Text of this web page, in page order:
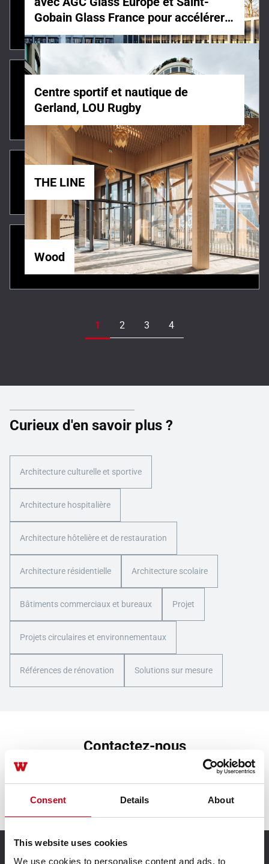
Consent Details About
This website uses cookies
We use cookies to personalise content and ads, to
Gobain Glass France pour accélérer
la décarbonation du bâtiment
Centre sportif et nautique de
Gerland, LOU Rugby
THE LINE
Wood
Curieux d'en savoir plus ?
Architecture culturelle et sportive
Architecture hospitalière
Architecture hôtelière et de restauration
Architecture résidentielle Architecture scolaire
Bâtiments commerciaux et bureaux Projet
Projets circulaires et environnementaux
Références de rénovation Solutions sur mesure
Contactez-nous
Contactez-nous